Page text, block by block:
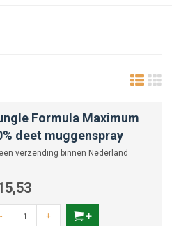
Formula Maximum
deet muggenspray
verzending binnen Nederland
- +